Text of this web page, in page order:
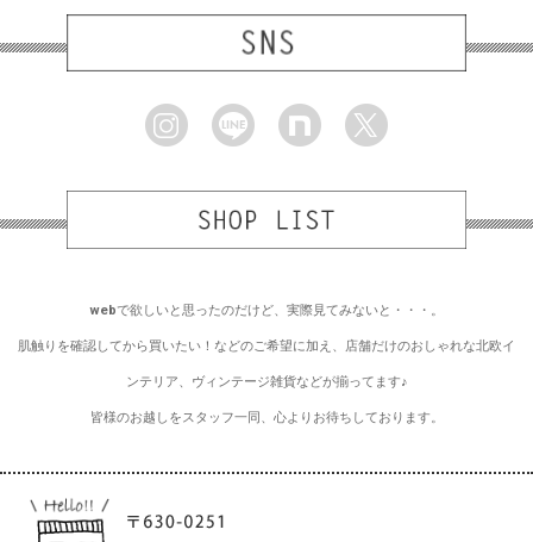
webで欲しいと思ったのだけど、実際見てみないと・・・。
肌触りを確認してから買いたい！などのご希望に加え、店舗だけのおしゃれな北欧イ
ンテリア、ヴィンテージ雑貨などが揃ってます♪
皆様のお越しをスタッフ一同、心よりお待ちしております。